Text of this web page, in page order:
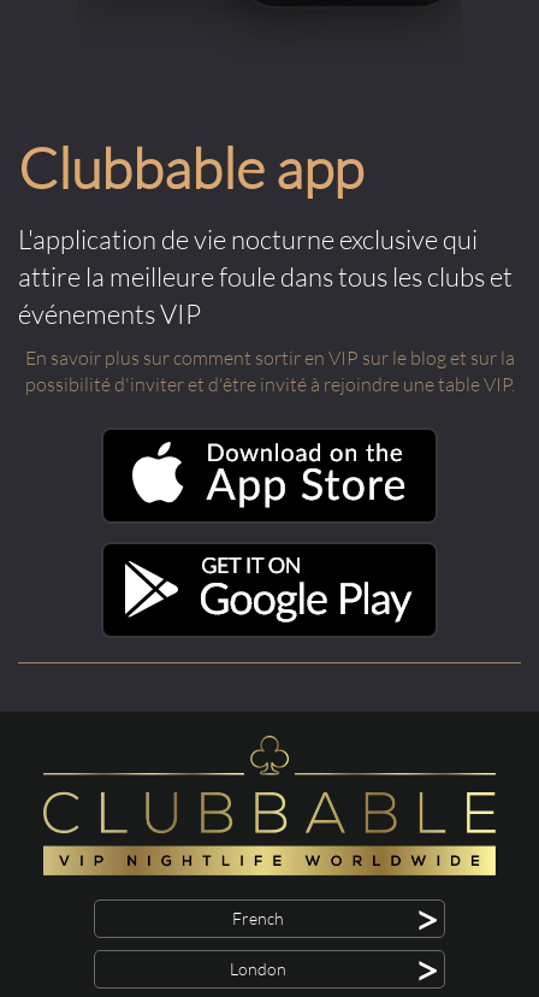
Clubbable app
L'application de vie nocturne exclusive qui
attire la meilleure foule dans tous les clubs et
événements VIP
En savoir plus sur comment sortir en VIP sur le blog et sur la
possibilité d'inviter et d'être invité à rejoindre une table VIP.
French >
London >